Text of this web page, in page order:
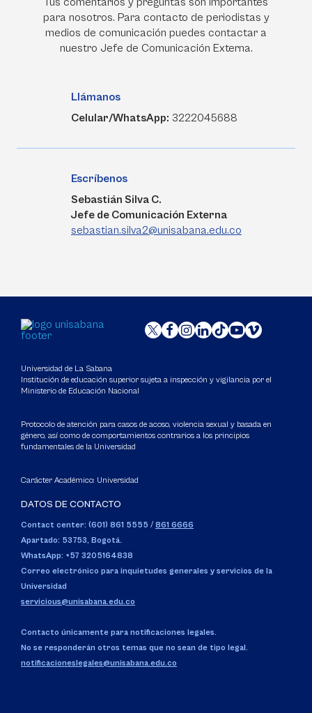
para nosotros. Para contacto de periodistas y
medios de comunicación puedes contactar a
nuestro Jefe de Comunicación Externa.
Llámanos
Celular/WhatsApp: 3222045688
Escríbenos
Sebastián Silva C.
Jefe de Comunicación Externa
sebastian.silva2@unisabana.edu.co
Universidad de La Sabana
Institución de educación superior sujeta a inspección y vigilancia por el
Ministerio de Educación Nacional
Protocolo de atención para casos de acoso, violencia sexual y basada en
género, así como de comportamientos contrarios a los principios
fundamentales de la Universidad
Carácter Académico: Universidad
DATOS DE CONTACTO
Contact center: (601) 861 5555 / 861 6666
Apartado: 53753, Bogotá.
WhatsApp: +57 3205164838
Correo electrónico para inquietudes generales y servicios de la
Universidad
servicious@unisabana.edu.co
Contacto únicamente para notificaciones legales.
No se responderán otros temas que no sean de tipo legal.
notificacioneslegales@unisabana.edu.co